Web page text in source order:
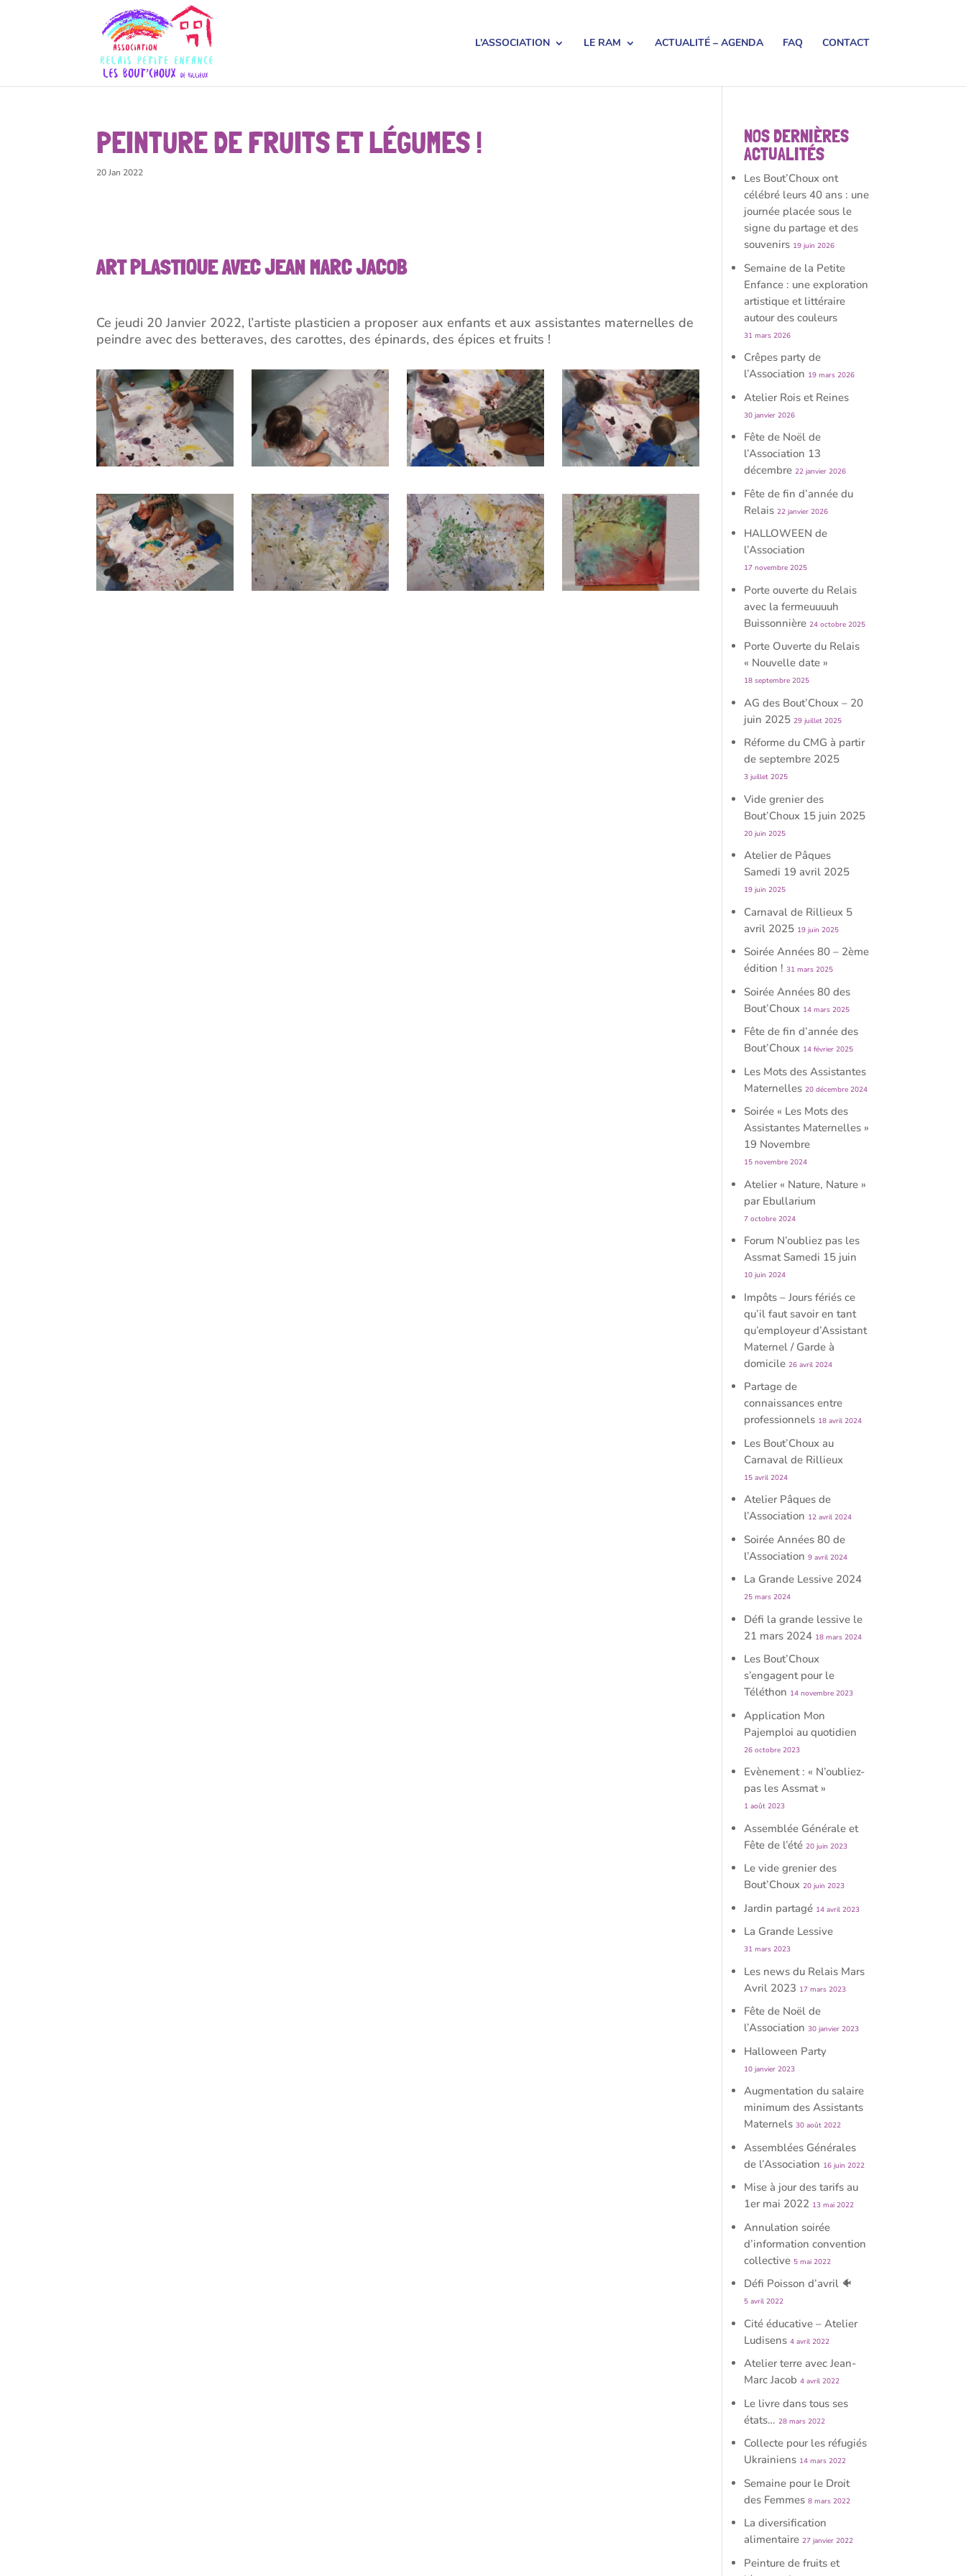
L’ASSOCIATION LE RAM ACTUALITÉ – AGENDA FAQ CONTACT
PEINTURE DE FRUITS ET LÉGUMES !
20 Jan 2022
ART PLASTIQUE AVEC JEAN MARC JACOB
Ce jeudi 20 Janvier 2022, l’artiste plasticien a proposer aux enfants et aux assistantes maternelles de
peindre avec des betteraves, des carottes, des épinards, des épices et fruits !
NOS DERNIÈRES
ACTUALITÉS
Les Bout’Choux ont
célébré leurs 40 ans : une
journée placée sous le
signe du partage et des
souvenirs 19 juin 2026
Semaine de la Petite
Enfance : une exploration
artistique et littéraire
autour des couleurs
31 mars 2026
Crêpes party de
l’Association 19 mars 2026
Atelier Rois et Reines
30 janvier 2026
Fête de Noël de
l’Association 13
décembre 22 janvier 2026
Fête de fin d’année du
Relais 22 janvier 2026
HALLOWEEN de
l’Association
17 novembre 2025
Porte ouverte du Relais
avec la fermeuuuuh
Buissonnière 24 octobre 2025
Porte Ouverte du Relais
« Nouvelle date »
18 septembre 2025
AG des Bout’Choux – 20
juin 2025 29 juillet 2025
Réforme du CMG à partir
de septembre 2025
3 juillet 2025
Vide grenier des
Bout’Choux 15 juin 2025
20 juin 2025
Atelier de Pâques
Samedi 19 avril 2025
19 juin 2025
Carnaval de Rillieux 5
avril 2025 19 juin 2025
Soirée Années 80 – 2ème
édition ! 31 mars 2025
Soirée Années 80 des
Bout’Choux 14 mars 2025
Fête de fin d’année des
Bout’Choux 14 février 2025
Les Mots des Assistantes
Maternelles 20 décembre 2024
Soirée « Les Mots des
Assistantes Maternelles »
19 Novembre
15 novembre 2024
Atelier « Nature, Nature »
par Ebullarium
7 octobre 2024
Forum N’oubliez pas les
Assmat Samedi 15 juin
10 juin 2024
Impôts – Jours fériés ce
qu’il faut savoir en tant
qu’employeur d’Assistant
Maternel / Garde à
domicile 26 avril 2024
Partage de
connaissances entre
professionnels 18 avril 2024
Les Bout’Choux au
Carnaval de Rillieux
15 avril 2024
Atelier Pâques de
l’Association 12 avril 2024
Soirée Années 80 de
l’Association 9 avril 2024
La Grande Lessive 2024
25 mars 2024
Défi la grande lessive le
21 mars 2024 18 mars 2024
Les Bout’Choux
s’engagent pour le
Téléthon 14 novembre 2023
Application Mon
Pajemploi au quotidien
26 octobre 2023
Evènement : « N’oubliez-
pas les Assmat »
1 août 2023
Assemblée Générale et
Fête de l’été 20 juin 2023
Le vide grenier des
Bout’Choux 20 juin 2023
Jardin partagé 14 avril 2023
La Grande Lessive
31 mars 2023
Les news du Relais Mars
Avril 2023 17 mars 2023
Fête de Noël de
l’Association 30 janvier 2023
Halloween Party
10 janvier 2023
Augmentation du salaire
minimum des Assistants
Maternels 30 août 2022
Assemblées Générales
de l’Association 16 juin 2022
Mise à jour des tarifs au
1er mai 2022 13 mai 2022
Annulation soirée
d’information convention
collective 5 mai 2022
Défi Poisson d’avril 🐠
5 avril 2022
Cité éducative – Atelier
Ludisens 4 avril 2022
Atelier terre avec Jean-
Marc Jacob 4 avril 2022
Le livre dans tous ses
états… 28 mars 2022
Collecte pour les réfugiés
Ukrainiens 14 mars 2022
Semaine pour le Droit
des Femmes 8 mars 2022
La diversification
alimentaire 27 janvier 2022
Peinture de fruits et